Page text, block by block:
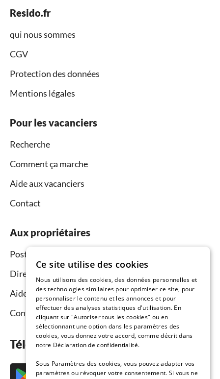
Resido.fr
qui nous sommes
CGV
Protection des données
Mentions légales
Pour les vacanciers
Recherche
Comment ça marche
Aide aux vacanciers
Contact
Aux propriétaires
Postez et louez
Directeur du réseau commercial
Aide aux propriétaires
Contact
Téléchargez l’application maintenant
Ce site utilise des cookies
Nous utilisons des cookies, des données personnelles et
des technologies similaires pour optimiser ce site, pour
personnaliser le contenu et les annonces et pour
effectuer des analyses statistiques d'utilisation. En
cliquant sur "Autoriser tous les cookies" ou en
sélectionnant une option dans les paramètres des
cookies, vous donnez votre accord, comme décrit dans
notre Déclaration de confidentialité.
Sous Paramètres des cookies, vous pouvez adapter vos
paramètres ou révoquer votre consentement. Si vous ne